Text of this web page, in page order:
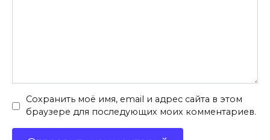
Сохранить моё имя, email и адрес сайта в этом
браузере для последующих моих комментариев.